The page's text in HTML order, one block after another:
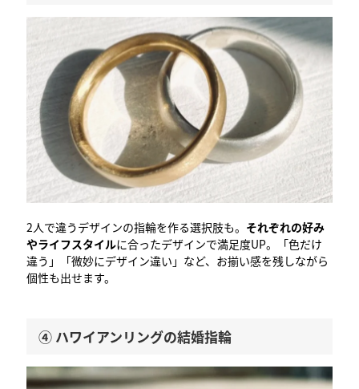
2人で違うデザインの指輪を作る選択肢も。 それぞれの好み
やライフスタイルに合ったデザインで満足度UP。「色だけ
違う」「微妙にデザイン違い」など、お揃い感を残しながら
個性も出せます。
④ ハワイアンリングの結婚指輪